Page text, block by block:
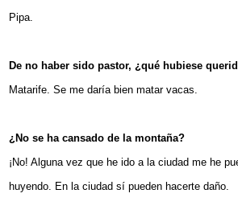
Pipa.
De no haber sido pastor, ¿qué hubiese
Matarife. Se me daría bien matar vacas.
¿No se ha cansado de la montaña?
¡No! Alguna vez que he ido a la ciudad me he
huyendo. En la ciudad sí pueden hacerte daño.